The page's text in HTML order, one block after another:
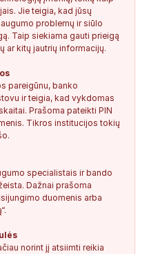
02 0
numeris tiesiog Vilniaus
01
Jie teigia, kad jūsų
problemų ir siūlo
Taip siekiama gauti prieigą
ar kitų jautrių informacijų.
pareigūnu, banko
ir teigia, kad vykdomas
Prašoma pateikti PIN
Tikros institucijos tokių
specialistais ir bando
Dažnai prašoma
duomenis arba
norint jį atsiimti reikia